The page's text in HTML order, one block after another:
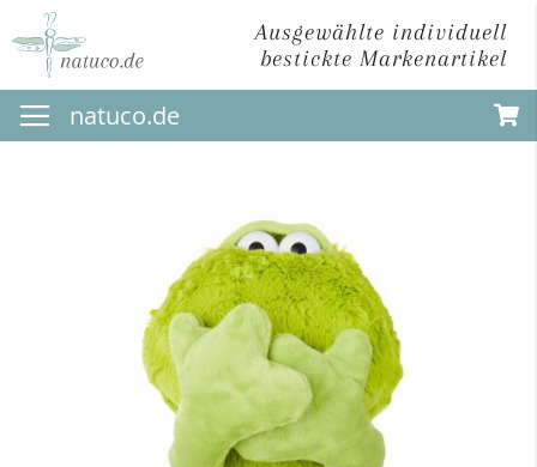
Ausgewählte individuell
bestickte Markenartikel
Direkt
zum
Inhalt
natuco.de